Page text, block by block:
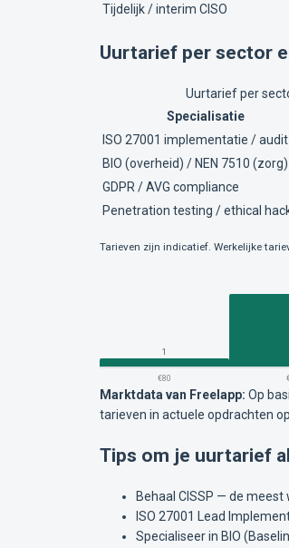
Tijdelijk / interim CISO
Uurtarief per sector
Uurtarief per
Specialisatie
ISO 27001 implementatie / audit
BIO (overheid) / NEN 7510 (zorg)
GDPR / AVG compliance
Penetration testing / ethical
Tarieven zijn indicatief. Werkelijke
1
€80
Marktdata van Freelapp: Op
tarieven in actuele opdrachten op
Tips om je uurtarief
Behaal CISSP — de
ISO 27001 Lead
Specialiseer in BIO